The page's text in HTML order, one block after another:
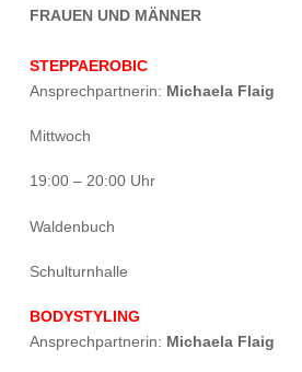
FRAUEN UND MÄNNER
STEPPAEROBIC
Ansprechpartnerin: Michaela Flaig
Mittwoch
19:00 – 20:00 Uhr
Waldenbuch
Schulturnhalle
BODYSTYLING
Ansprechpartnerin: Michaela Flaig